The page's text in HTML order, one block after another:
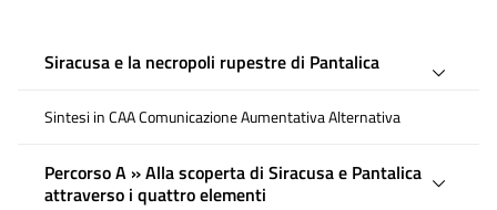
Siracusa e la necropoli rupestre di Pantalica
Sintesi in CAA Comunicazione Aumentativa Alternativa
Percorso A » Alla scoperta di Siracusa e Pantalica
attraverso i quattro elementi